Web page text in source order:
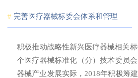
# 完善医疗器械标委会体系和管理
积极推动战略性新兴医疗器械相关
个医疗器械标准化（分）技术委员
器械产业发展实际，2018年积极筹